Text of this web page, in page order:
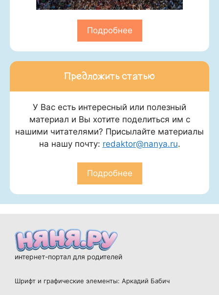
Подробнее
Предложить статью
У Вас есть интересный или полезный
материал и Вы хотите поделиться им с
нашими читателями? Присылайте материалы
на нашу почту: redaktor@nanya.ru.
Подробнее
интернет-портал для родителей
Шрифт и графические элементы: Аркадий Бабич